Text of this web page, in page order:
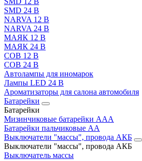
SMD 24 В
NARVA 12 В
NARVA 24 В
МАЯК 12 В
МАЯК 24 В
COB 12 В
COB 24 В
Автолампы для иномарок
Лампы LED 24 B
Ароматизаторы для салона автомобиля
Батарейки
Батарейки
Мизинчиковые батарейки AAA
Батарейки пальчиковые АА
Выключатели "массы", провода АКБ
Выключатели "массы", провода АКБ
Выключатель массы